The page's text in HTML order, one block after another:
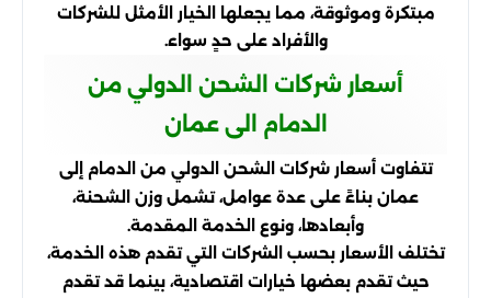
مبتكرة وموثوقة، مما يجعلها الخيار الأمثل للشركات
والأفراد على حدٍ سواء.
أسعار شركات الشحن الدولي من
الدمام الى عمان
تتفاوت أسعار شركات الشحن الدولي من الدمام إلى
عمان بناءً على عدة عوامل، تشمل وزن الشحنة،
وأبعادها، ونوع الخدمة المقدمة.
تختلف الأسعار بحسب الشركات التي تقدم هذه الخدمة،
حيث تقدم بعضها خيارات اقتصادية، بينما قد تقدم